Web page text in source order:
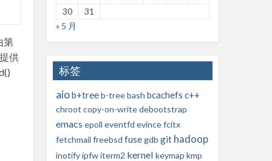
第
供
30
31
« 5 月
标签
aiob+treeb-treebash bcachefs c++
chroot copy-on-writedebootstrap
emacs epoll eventfd evincefcitx
fetchmail freebsd fuse gdb git hadoop
inotifyipfwiterm2 kernel keymap kmp